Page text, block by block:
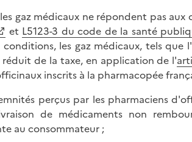
gaz médicaux ne répondent pas aux
et L5123-3 du code de la santé
conditions, les gaz médicaux, tels
de la taxe, en application de l'
inscrits à la pharmacopée
perçus par les pharmaciens
de médicaments non
au consommateur ;